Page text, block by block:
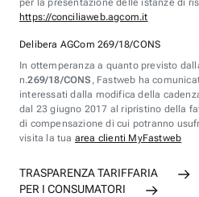
per la presentazione delle istanze di
https://conciliaweb.agcom.it
Delibera AGCom 269/18/CONS
In ottemperanza a quanto previsto
n.269/18/CONS , Fastweb ha
interessati dalla modifica della
dal 23 giugno 2017 al ripristino della
di compensazione di cui potranno
visita la tua area clienti MyFastweb
TRASPARENZA TARIFFARIA
PER I CONSUMATORI